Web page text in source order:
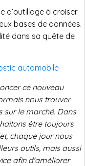
d’outillage à croiser
bases de données.
dans sa quête de
automobile
ce nouveau
nous trouver
sur le marché. Dans
être toujours
chaque jour nous
outils, mais aussi
afin d'améliorer